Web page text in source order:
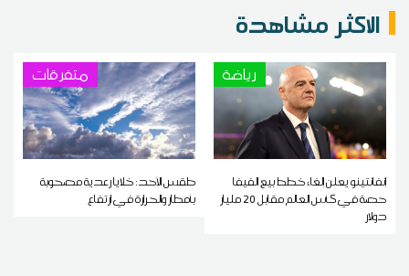
الاكثر مشاهدة
رياضة
إنفانتينو يعلن إلغاء خطط بيع الفيفا
حصة في كأس العالم مقابل 20 مليار
دولار
متفرقات
طقس الأحد: خلايا رعدية مصحوبة
بأمطار والحرارة في ارتفاع